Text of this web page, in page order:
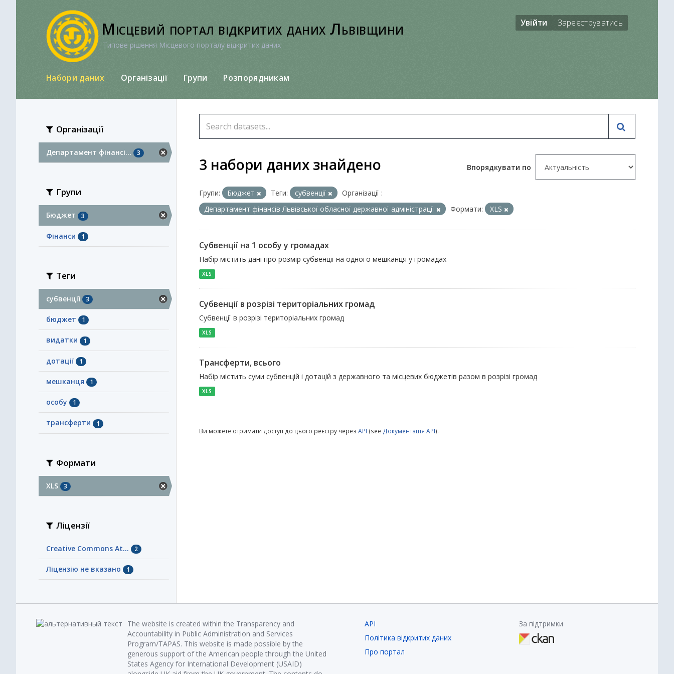
Місцевий портал відкритих даних Львівщини
Типове рішення Місцевого порталу відкритих даних
Увійти Зареєструватись
Набори даних Організації Групи Розпорядникам
Організації
Департамент фінансі... 3
Групи
Бюджет 3
Фінанси 1
Теги
субвенції 3
бюджет 1
видатки 1
дотації 1
мешканця 1
особу 1
трансферти 1
Формати
XLS 3
Ліцензії
Creative Commons At... 2
Ліцензію не вказано 1
Впорядкувати по
3 набори даних знайдено
Групи: Бюджет Теги: субвенції
Організації :
Департамент фінансів Львівської обласної державної адміністрації
Формати: XLS
Субвенції на 1 особу у громадах
Набір містить дані про розмір субвенції на одного мешканця у громадах
XLS
Субвенції в розрізі територіальних громад
Субвенції в розрізі територіальних громад
XLS
Трансферти, всього
Набір містить суми субвенцій і дотацій з державного та місцевих бюджетів разом в розрізі громад
XLS
Ви можете отримати доступ до цього реєстру через API (see Документація API).
The website is created within the Transparency and
Accountability in Public Administration and Services
Program/TAPAS. This website is made possible by the
generous support of the American people through the United
States Agency for International Development (USAID)
API
Політика відкритих даних
Про портал
За підтримки